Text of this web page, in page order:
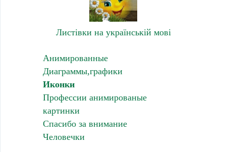
Листівки на українській мові
Анимированные
Диаграммы,графики
Иконки
Профессии анимированые
картинки
Спасибо за внимание
Человечки